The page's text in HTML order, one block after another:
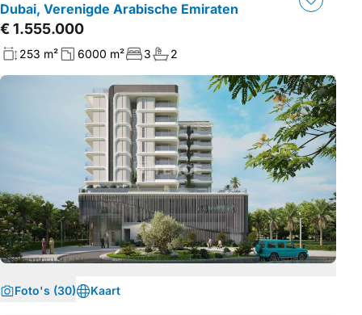
Dubai, Verenigde Arabische Emiraten
€ 1.555.000
253 m² 6000 m² 3 2
Foto's (30) Kaart